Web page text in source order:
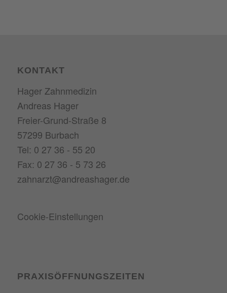
KONTAKT
Hager Zahnmedizin
Andreas Hager
Freier-Grund-Straße 8
57299 Burbach
Tel: 0 27 36 - 55 20
Fax: 0 27 36 - 5 73 26
zahnarzt@andreashager.de
Cookie-Einstellungen
PRAXISÖFFNUNGSZEITEN